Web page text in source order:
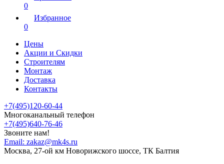
0
Избранное
0
Цены
Акции и Скидки
Строителям
Монтаж
Доставка
Контакты
+7(495)120-60-44
Многоканальный телефон
+7(495)640-76-46
Звоните нам!
Email: zakaz@mk4s.ru
Москва, 27-ой км Новорижского шоссе, ТК Балтия